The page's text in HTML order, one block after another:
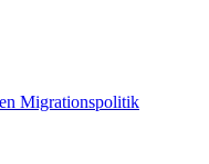
Migrationspolitik